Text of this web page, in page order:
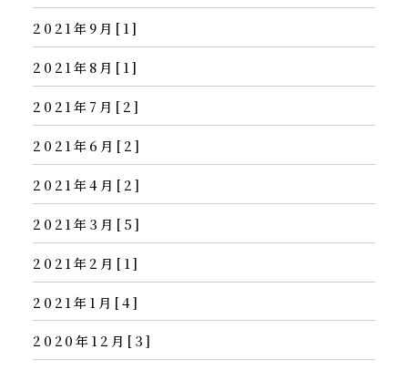
2021年9月[1]
2021年8月[1]
2021年7月[2]
2021年6月[2]
2021年4月[2]
2021年3月[5]
2021年2月[1]
2021年1月[4]
2020年12月[3]